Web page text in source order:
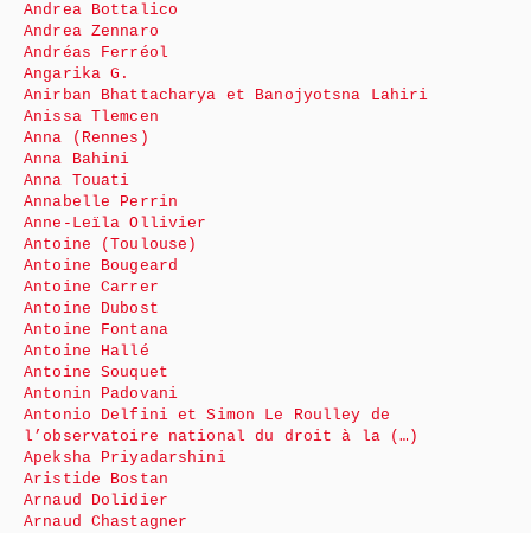
Andrea Bottalico
Andrea Zennaro
Andréas Ferréol
Angarika G.
Anirban Bhattacharya et Banojyotsna Lahiri
Anissa Tlemcen
Anna (Rennes)
Anna Bahini
Anna Touati
Annabelle Perrin
Anne-Leïla Ollivier
Antoine (Toulouse)
Antoine Bougeard
Antoine Carrer
Antoine Dubost
Antoine Fontana
Antoine Hallé
Antoine Souquet
Antonin Padovani
Antonio Delfini et Simon Le Roulley de
l’observatoire national du droit à la (…)
Apeksha Priyadarshini
Aristide Bostan
Arnaud Dolidier
Arnaud Chastagner